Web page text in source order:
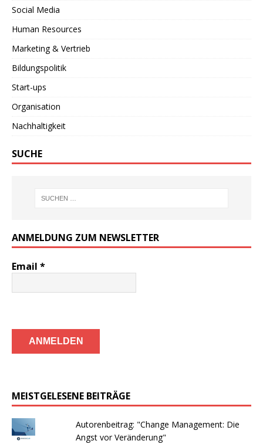
Social Media
Human Resources
Marketing & Vertrieb
Bildungspolitik
Start-ups
Organisation
Nachhaltigkeit
SUCHE
ANMELDUNG ZUM NEWSLETTER
Email *
MEISTGELESENE BEITRÄGE
Autorenbeitrag: "Change Management: Die
Angst vor Veränderung"